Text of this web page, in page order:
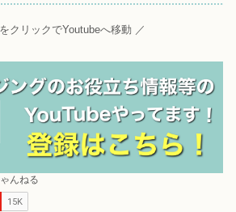
クリックでYoutubeへ移動 ／